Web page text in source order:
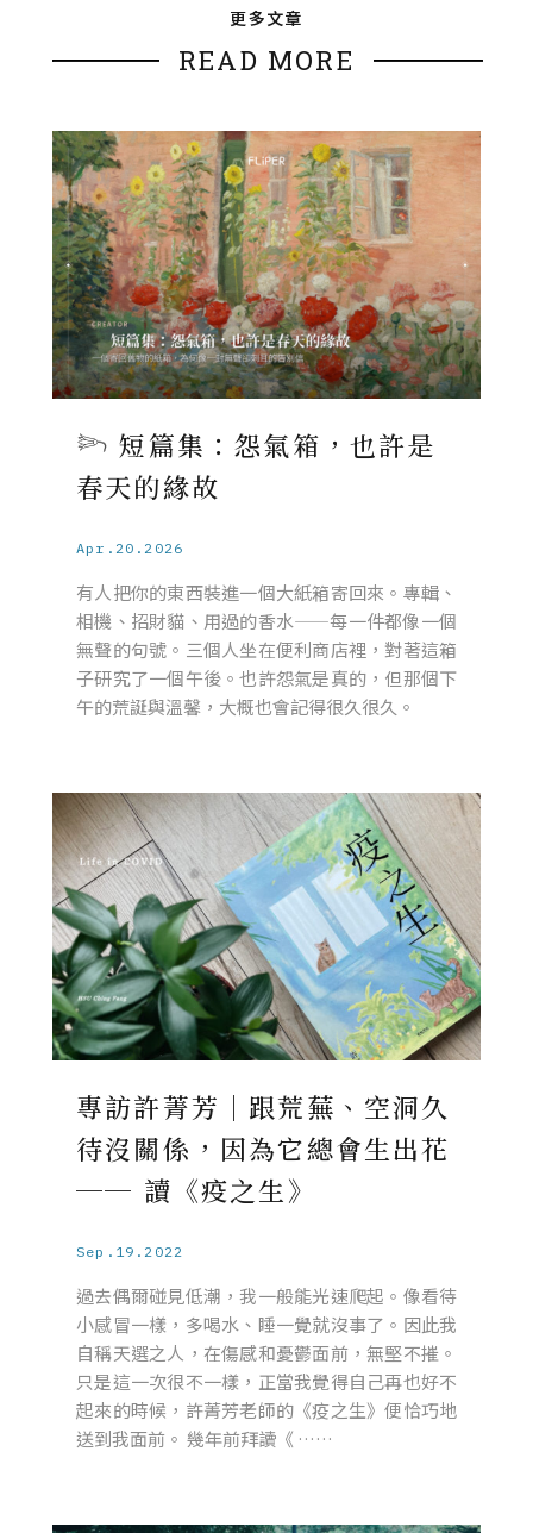
更多文章
READ MORE
𓆸 短篇集：怨氣箱，也許是
春天的緣故
Apr.20.2026
有人把你的東西裝進一個大紙箱寄回來。專輯、
相機、招財貓、用過的香水——每一件都像一個
無聲的句號。三個人坐在便利商店裡，對著這箱
子研究了一個午後。也許怨氣是真的，但那個下
午的荒誕與溫馨，大概也會記得很久很久。
專訪許菁芳｜跟荒蕪、空洞久
待沒關係，因為它總會生出花
── 讀《疫之生》
Sep.19.2022
過去偶爾碰見低潮，我一般能光速爬起。像看待
小感冒一樣，多喝水、睡一覺就沒事了。因此我
自稱天選之人，在傷感和憂鬱面前，無堅不摧。
只是這一次很不一樣，正當我覺得自己再也好不
起來的時候，許菁芳老師的《疫之生》便恰巧地
送到我面前。 幾年前拜讀《 ……